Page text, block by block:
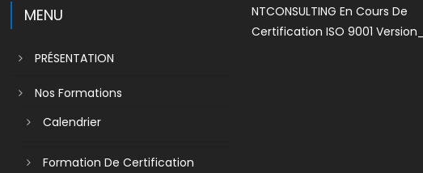
MENU
PRÉSENTATION
Nos Formations
Calendrier
Formation De Certification
NTCONSULTING En Cours De
Certification ISO 9001